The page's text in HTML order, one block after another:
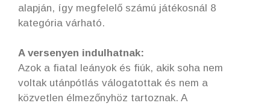
alapján, így megfelelő számú játékosnál 8
kategória várható.
A versenyen indulhatnak:
Azok a fiatal leányok és fiúk, akik soha nem
voltak utánpótlás válogatottak és nem a
közvetlen élmezőnyhöz tartoznak. A